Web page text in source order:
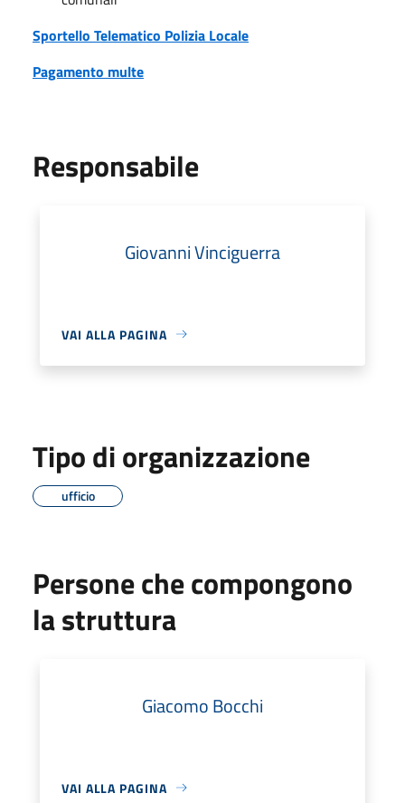
Sportello Telematico Polizia Locale
Pagamento multe
Responsabile
Giovanni Vinciguerra
VAI ALLA PAGINA
Tipo di organizzazione
ufficio
Persone che compongono
la struttura
Giacomo Bocchi
VAI ALLA PAGINA